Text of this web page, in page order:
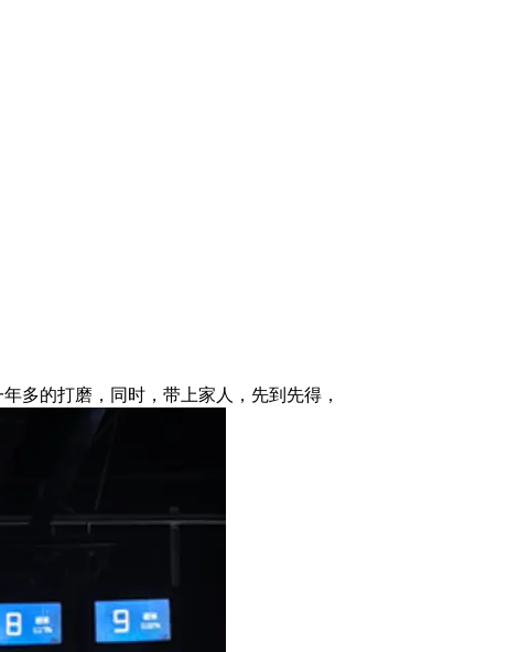
的打磨，同时，带上家人，先到先得，